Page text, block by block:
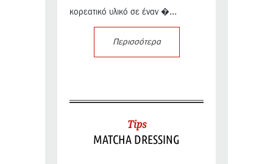
κορεατικό υλικό σε έναν �...
Περισσότερα
Tips
MATCHA DRESSING